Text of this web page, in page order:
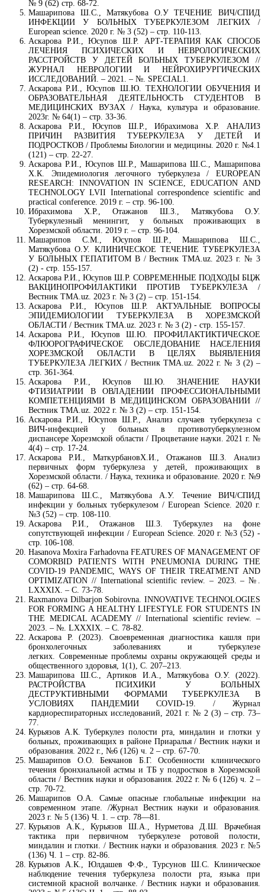
№ 9 (62) стр. 68-72.
Машарипова Ш.С., Матякубова О.У ТЕЧЕНИЕ ВИЧ/СПИД
ИНФЕКЦИИ У БОЛЬНЫХ ТУБЕРКУЛЕЗОМ ЛЕГКИХ /
European science. 2020 г. № 3 (52) – стр. 110-113.
Аскарова Р.И., Юсупов Ш.Р. АРТ-ТЕРАПИЯ КАК СПОСОБ
ЛЕЧЕНИЯ ПСИХИЧЕСКИХ И НЕВРОЛОГИЧЕСКИХ
РАССТРОЙСТВ У ДЕТЕЙ БОЛЬНЫХ ТУБЕРКУЛЕЗОМ //
ЖУРНАЛ НЕВРОЛОГИИ И НЕЙРОХИРУРГИЧЕСКИХ
ИССЛЕДОВАНИЙ. – 2021. – №. SPECIAL1.
Аскарова Р.И., Юсупов Ш.Ю. ТЕХНОЛОГИИ ОБУЧЕНИЯ И
ОБРАЗОВАТЕЛЬНАЯ ДЕЯТЕЛЬНОСТЬ СТУДЕНТОВ В
МЕДИЦИНСКИХ ВУЗАХ / Наука, культура и образование.
2023г. № 64(1) – стр. 33-36.
Аскарова Р.И., Юсупов Ш.Р., Ибрахимова Х.Р. АНАЛИЗ
ПРИЧИН РАЗВИТИЯ ТУБЕРКУЛЕЗА У ДЕТЕЙ И
ПОДРОСТКОВ / Проблемы Биологии и медицины. 2020 г. №4.1
(121) – стр. 22-27.
Аскарова Р.И., Юсупов Ш.Р., Машарипова Ш.С., Машарипова
Х.К. Эпидемиология легочного туберкулеза / EUROPEAN
RESEARCH: INNOVATION IN SCIENCE, EDUCATION AND
TECHNOLOGY LVII International correspondence scientific and
practical conference. 2019 г. – стр. 96-100.
Ибрахимова Х.Р., Отажанов Ш.З., Матякубова О.У.
Туберкулезный менингит, у больных проживающих в
Хорезмской области. 2019 г. – стр. 96-104.
Машарипов С.М., Юсупов Ш.Р., Машарипова Ш.С.,
Матякубова О.У. КЛИНИЧЕСКОЕ ТЕЧЕНИЕ ТУБЕРКУЛЕЗА
У БОЛЬНЫХ ГЕПАТИТОМ В / Вестник ТМА.uz. 2023 г. № 3
(2) - стр. 155-157.
Аскарова Р.И., Юсупов Ш.Р. СОВРЕМЕННЫЕ ПОДХОДЫ БЦЖ
ВАКЦИНОПРОФИЛАКТИКИ ПРОТИВ ТУБЕРКУЛЕЗА /
Вестник ТМА.uz. 2023 г. № 3 (2) – стр. 151-154.
Аскарова Р.И., Юсупов Ш.Р. АКТУАЛЬНЫЕ ВОПРОСЫ
ЭПИДЕМИОЛОГИИ ТУБЕРКУЛЕЗА В ХОРЕЗМСКОЙ
ОБЛАСТИ / Вестник ТМА.uz. 2023 г. № 3 (2) - стр. 155-157.
Аскарова Р.И., Юсупов Ш.Ю. ПРОФИЛАКТИКТИЧЕСКОЕ
ФЛЮОРОГРАФИЧЕСКОЕ ОБСЛЕДОВАНИЕ НАСЕЛЕНИЯ
ХОРЕЗМСКОЙ ОБЛАСТИ В ЦЕЛЯХ ВЫЯВЛЕНИЯ
ТУБЕРКУЛЕЗА ЛЕГКИХ / Вестник ТМА.uz. 2022 г. № 3 (2) –
стр. 361-364.
Аскарова Р.И., Юсупов Ш.Ю. ЗНАЧЕНИЕ НАУКИ
ФТИЗИАТРИИ В ОВЛАДЕНИИ ПРОФЕССИОНАЛЬНЫМИ
КОМПЕТЕНЦИЯМИ В МЕДИЦИНСКОМ ОБРАЗОВАНИИ //
Вестник ТМА.uz. 2022 г. № 3 (2) – стр. 151-154.
Аскарова Р.И., Юсупов Ш.Р., Анализ случаев туберкулеза с
ВИЧ-инфекцией у больных в противотуберкулезном
диспансере Хорезмской области / Процветание науки. 2021 г. №
4(4) – стр. 17-24.
Аскарова Р.И., МаткурбановХ.И., Отажанов Ш.З. Анализ
первичных форм туберкулеза у детей, проживающих в
Хорезмской области. / Наука, техника и образование. 2020 г. №9
(62) – стр. 64-68.
Машарипова Ш.С., Матякубова А.У. Течение ВИЧ/СПИД
инфекции у больных туберкулезом / European Science. 2020 г.
№3 (52) – стр. 108-110.
Аскарова Р.И., Отажанов Ш.З. Туберкулез на фоне
сопутствующей инфекции / European Science. 2020 г. №3 (52) -
стр. 106-108.
Hasanova Moxira Farhadovna FEATURES OF MANAGEMENT OF
COMORBID PATIENTS WITH PNEUMONIA DURING THE
COVID-19 PANDEMIC, WAYS OF THEIR TREATMENT AND
OPTIMIZATION // International scientific review. – 2023. – №.
LXXXIX. – С. 73-78.
Raxmanova Dilbarjon Sobirovna. INNOVATIVE TECHNOLOGIES
FOR FORMING A HEALTHY LIFESTYLE FOR STUDENTS IN
THE MEDICAL ACADEMY // International scientific review. –
2023. – №. LXXXIX. – С. 78-82.
Аскарова Р. (2023). Своевременная диагностика кашля при
бронхолегочных заболеваниях и туберкулезе
легких. Современные проблемы охраны окружающей среды и
общественного здоровья, 1(1), С. 207–213.
Машарипова Ш.С., Артиков И.А., Матякубова О.У. (2022).
РАСТРОЙСТВА ПСИХИКИ У БОЛЬНЫХ
ДЕСТРУКТИВНЫМИ ФОРМАМИ ТУБЕРКУЛЕЗА В
УСЛОВИЯХ ПАНДЕМИИ COVID-19. / Журнал
кардиореспираторных исследований, 2021 г. № 2 (3) – стр. 73–
77.
Курьязов А.К. Туберкулез полости рта, миндалин и глотки у
больных, проживающих в районе Приаралья / Вестник науки и
образования. 2022 г., №6 (126) ч. 2 – стр. 67-70.
Машарипов О.О. Бекчанов Б.Г. Особенности клинического
течения бронхиальной астмы и ТБ у подростков в Хорезмской
области / Вестник науки и образования. 2022 г. № 6 (126) ч. 2 –
стр. 70-72.
Машарипов О.А. Самые опасные глобальные инфекции на
современном этапе. /Журнал Вестник науки и образования.
2023 г. № 5 (136) Ч. 1. – стр. 78—81.
Курьязов А.К., Курьязов Ш.А., Нурметова Д.Ш. Врачебная
тактика при первичном туберкулезе ротовой полости,
миндалин и глотки. / Вестник науки и образования. 2023 г. №5
(136) Ч. 1 – стр. 82-86.
Курьязов А.К., Юлдашев Ф.Ф., Турсунов Ш.С. Клиническое
наблюдение течения туберкулеза полости рта, языка при
системной красной волчанке. / Вестник науки и образования.